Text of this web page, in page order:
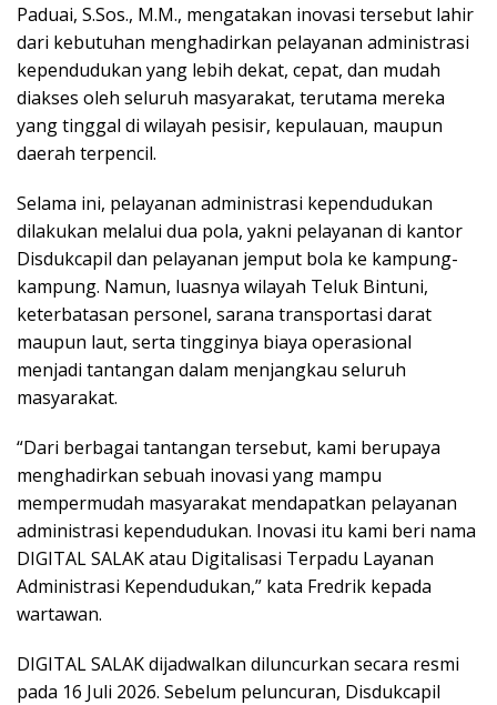
Paduai, S.Sos., M.M., mengatakan inovasi tersebut lahir
dari kebutuhan menghadirkan pelayanan administrasi
kependudukan yang lebih dekat, cepat, dan mudah
diakses oleh seluruh masyarakat, terutama mereka
yang tinggal di wilayah pesisir, kepulauan, maupun
daerah terpencil.
Selama ini, pelayanan administrasi kependudukan
dilakukan melalui dua pola, yakni pelayanan di kantor
Disdukcapil dan pelayanan jemput bola ke kampung-
kampung. Namun, luasnya wilayah Teluk Bintuni,
keterbatasan personel, sarana transportasi darat
maupun laut, serta tingginya biaya operasional
menjadi tantangan dalam menjangkau seluruh
masyarakat.
“Dari berbagai tantangan tersebut, kami berupaya
menghadirkan sebuah inovasi yang mampu
mempermudah masyarakat mendapatkan pelayanan
administrasi kependudukan. Inovasi itu kami beri nama
DIGITAL SALAK atau Digitalisasi Terpadu Layanan
Administrasi Kependudukan,” kata Fredrik kepada
wartawan.
DIGITAL SALAK dijadwalkan diluncurkan secara resmi
pada 16 Juli 2026. Sebelum peluncuran, Disdukcapil